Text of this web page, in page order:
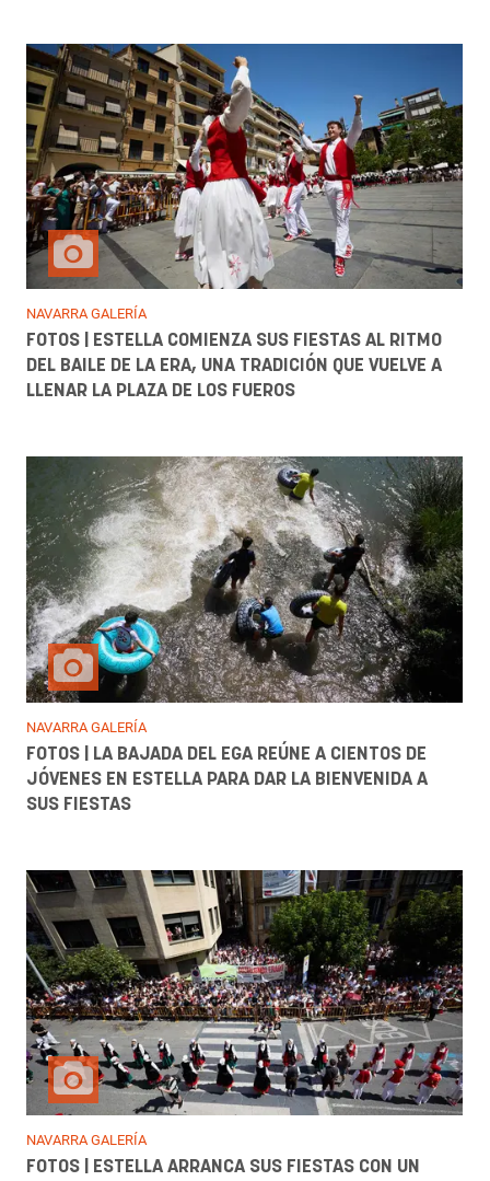
NAVARRA GALERÍA
FOTOS | ESTELLA COMIENZA SUS FIESTAS AL RITMO
DEL BAILE DE LA ERA, UNA TRADICIÓN QUE VUELVE A
LLENAR LA PLAZA DE LOS FUEROS
NAVARRA GALERÍA
FOTOS | LA BAJADA DEL EGA REÚNE A CIENTOS DE
JÓVENES EN ESTELLA PARA DAR LA BIENVENIDA A
SUS FIESTAS
NAVARRA GALERÍA
FOTOS | ESTELLA ARRANCA SUS FIESTAS CON UN